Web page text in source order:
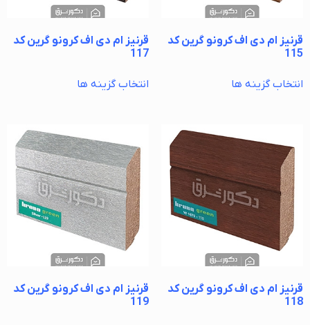
قرنیز ام دی اف کرونو گرین کد
115
انتخاب گزینه ها
قرنیز ام دی اف کرونو گرین کد
117
انتخاب گزینه ها
قرنیز ام دی اف کرونو گرین کد
118
قرنیز ام دی اف کرونو گرین کد
119